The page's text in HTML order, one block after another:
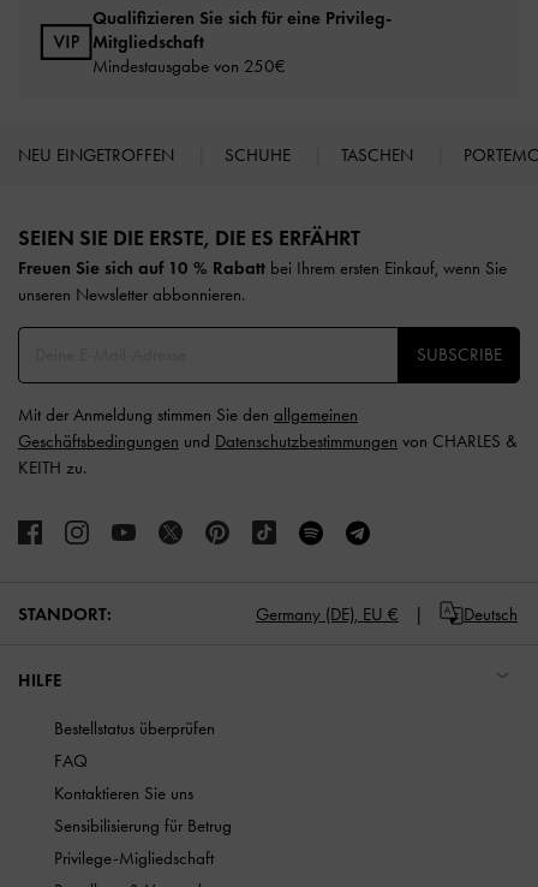
Qualifizieren Sie sich für eine Privileg-
Mitgliedschaft
Mindestausgabe von 250€
NEU EINGETROFFEN SCHUHE TASCHEN
SEIEN SIE DIE ERSTE, DIE ES ERFÄHRT​
Freuen Sie sich auf 10 % Rabatt bei Ihrem ersten Einkauf, wenn Sie
unseren Newsletter abbonnieren.​
SUBSCRIBE
Mit der Anmeldung stimmen Sie den allgemeinen
Geschäftsbedingungen und Datenschutzbestimmungen von CHARLES &
KEITH zu.
STANDORT: Germany (DE), EU € Deutsch
HILFE
Bestellstatus überprüfen
FAQ
Kontaktieren Sie uns
Sensibilisierung für Betrug
Privilege-Migliedschaft